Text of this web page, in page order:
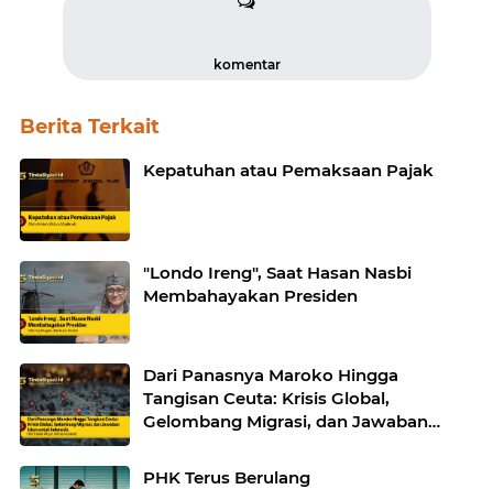
komentar
Berita Terkait
Kepatuhan atau Pemaksaan Pajak
"Londo Ireng", Saat Hasan Nasbi
Membahayakan Presiden
Dari Panasnya Maroko Hingga
Tangisan Ceuta: Krisis Global,
Gelombang Migrasi, dan Jawaban
PHK Terus Berulang